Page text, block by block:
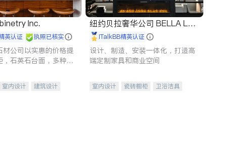
Inc.
英认证 执照已核实
材公司以实惠的价格提
，石英石台面，多种优
室内设计
建筑设计
纽约贝拉奢华公司 BELLA LUX
E iTalkBB精英认证
设计、制造、安装一体化，打造高
端定制家具和商业空间
室内设计 瓷砖橱柜
卫浴洁具